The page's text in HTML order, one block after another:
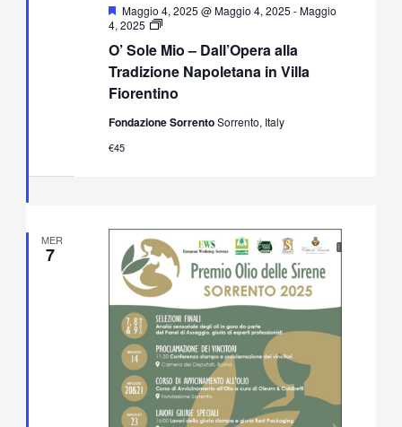
O’ Sole Mio – Dall’Opera alla
Tradizione Napoletana in Villa
Fiorentino
Segnalati
Maggio 4, 2025 @ Maggio 4, 2025 -Maggio
4, 2025
O’
Mio
–
Dall’Opera
alla
Napoletana
Fondazione SorrentoSorrento, Italy
€45
MER
7